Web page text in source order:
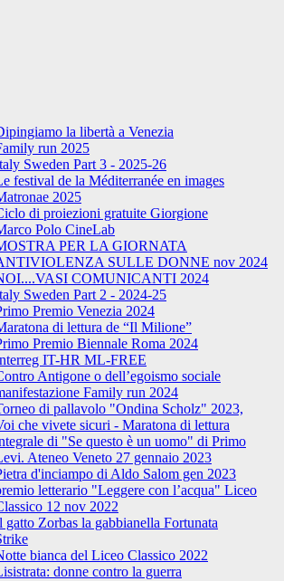
la libertà a Venezia
run 2025
Sweden Part 3 - 2025-26
festival de la Méditerranée en images
2025
di proiezioni gratuite Giorgione
Polo CineLab
PER LA GIORNATA
SULLE DONNE nov 2024
COMUNICANTI 2024
Sweden Part 2 - 2024-25
Premio Venezia 2024
di lettura de “Il Milione”
Premio Biennale Roma 2024
IT-HR ML-FREE
Antigone o dell’egoismo sociale
Family run 2024
di pallavolo "Ondina Scholz" 2023,
che vivete sicuri - Maratona di lettura
di "Se questo è un uomo" di Primo
Ateneo Veneto 27 gennaio 2023
d'inciampo di Aldo Salom gen 2023
letterario "Leggere con l’acqua" Liceo
12 nov 2022
gatto Zorbas la gabbianella Fortunata
bianca del Liceo Classico 2022
donne contro la guerra